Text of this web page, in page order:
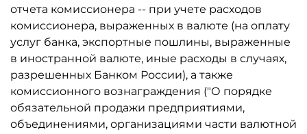
отчета комиссионера -- при учете расходов
комиссионера, выраженных в валюте (на оплату
услуг банка, экспортные пошлины, выраженные
в иностранной валюте, иные расходы в случаях,
разрешенных Банком России), а также
комиссионного вознаграждения ("О порядке
обязательной продажи предприятиями,
объединениями, организациями части валютной